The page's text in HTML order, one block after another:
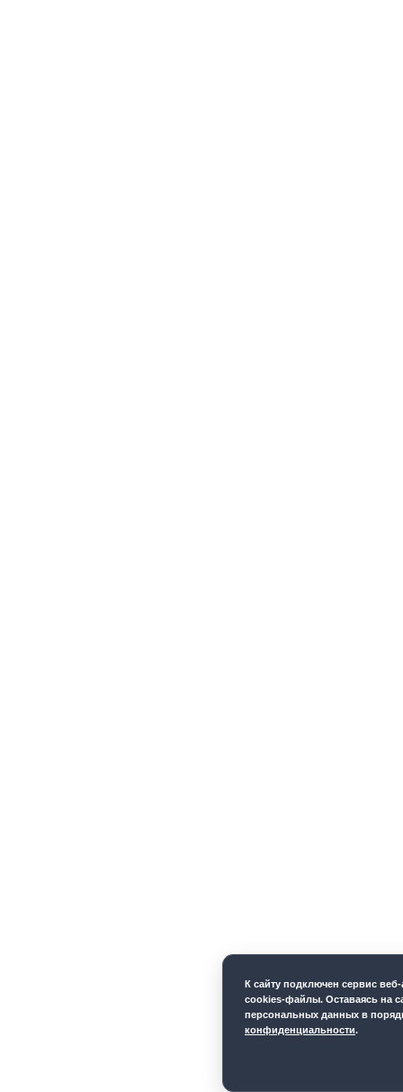
К cайту подключен сервис
cookies-файлы. Оставаясь на
персональных данных в
конфиденциальности.